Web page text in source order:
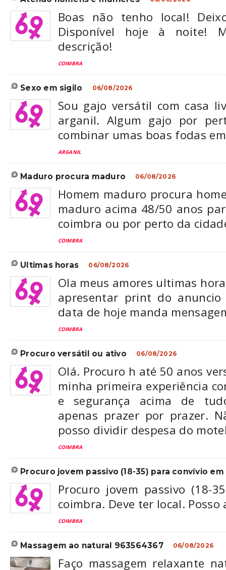
Boas não tenho local!
Disponível hoje à noite!
descrição!
COIMBRA
sexo em sigilo 06/08/2026
Sou gajo versátil com casa
arganil. Algum gajo por
combinar umas boas fodas
ARGANIL
maduro procura maduro 06/08/2026
Homem maduro procura
maduro acima 48/50 anos
coimbra ou por perto da
COIMBRA
ultimas horas 06/08/2026
Ola meus amores ultimas
apresentar print do anuncio
data de hoje manda
COIMBRA
procuro versátil ou ativo 06/08/2026
Olá. Procuro h até 50 anos
minha primeira experiência
e segurança acima de
apenas prazer por prazer.
posso dividir despesa do
COIMBRA
procuro jovem passivo (18-35) para convívio em
Procuro jovem passivo (18-
coimbra. Deve ter local. Posso
COIMBRA
massagem ao natural 963564367 06/08/2026
Faço massagem relaxante